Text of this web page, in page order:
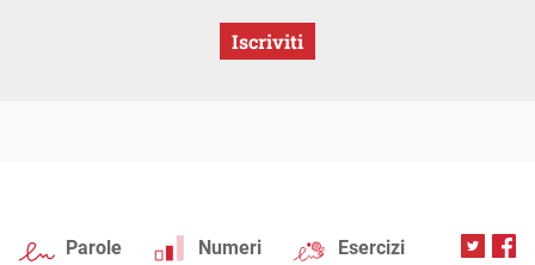
Iscriviti
Parole Numeri Esercizi